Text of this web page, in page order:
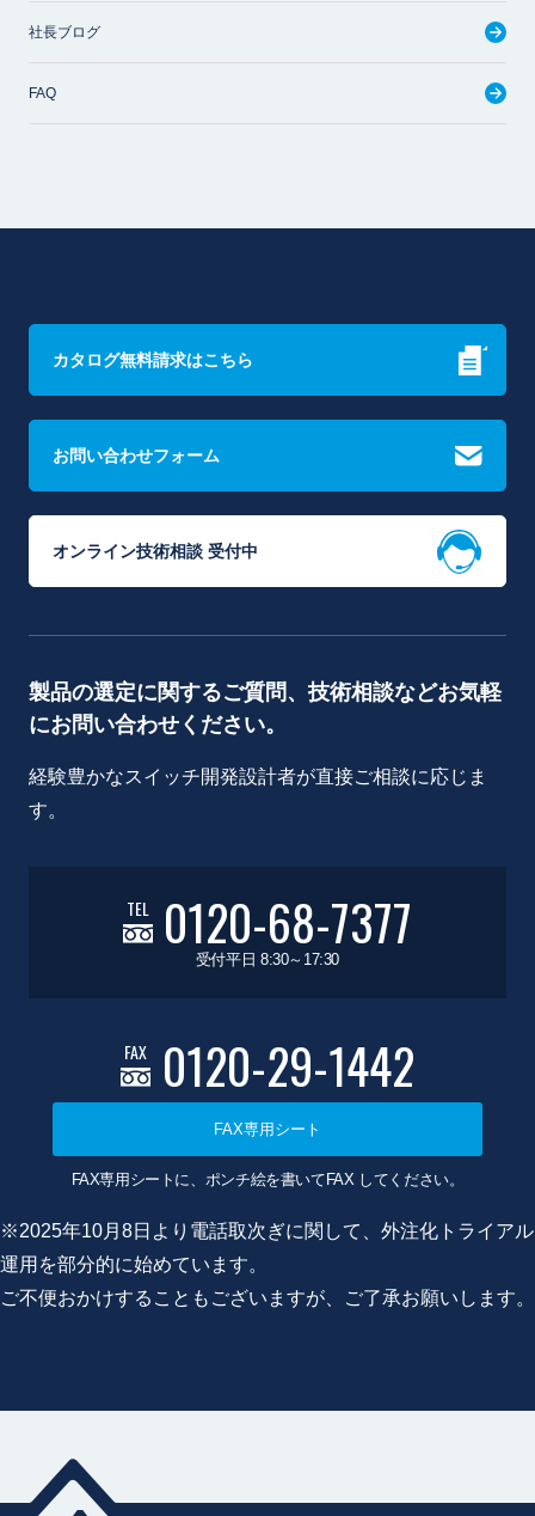
社長ブログ
FAQ
カタログ無料請求はこちら
お問い合わせフォーム
オンライン技術相談 受付中
製品の選定に関するご質問、技術相談などお気軽
にお問い合わせください。
経験豊かなスイッチ開発設計者が直接ご相談に応じま
す。
TEL 0120-68-7377
受付平日 8:30～17:30
FAX 0120-29-1442
FAX専用シート
FAX専用シートに、ポンチ絵を書いてFAX してください。
※2025年10月8日より電話取次ぎに関して、外注化トライアル
運用を部分的に始めています。
ご不便おかけすることもございますが、ご了承お願いします。